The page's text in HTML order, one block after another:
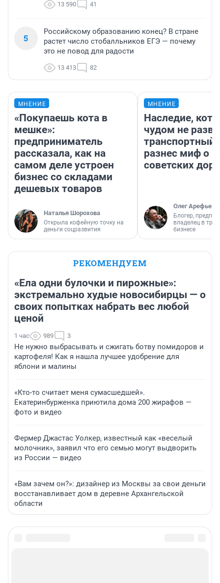
13 590 41
5
Российскому образованию конец? В стране
растет число стобалльников ЕГЭ — почему
это не повод для радости
13 413 82
МНЕНИЕ
«Покупаешь кота в
мешке»:
предприниматель
рассказала, как на
самом деле устроен
бизнес со складами
дешевых товаров
Наталья Шорохова
Открыла кофейную точку на
деньги соцразвития
МНЕНИЕ
Наследие,
чудом не
транспортный
разнес миф о
советских
Олег Арефьев
Блогер,
владелец в
бизнесе
РЕКОМЕНДУЕМ
«Ела одни булочки и пирожные»:
экстремально худые новосибирцы — о
своих попытках набрать вес любой
ценой
1 час 989 3
Не нужно выбрасывать и сжигать ботву помидоров и
картофеля! Как я нашла лучшее удобрение для
яблони и малины
«Кто-то считает меня сумасшедшей».
Екатеринбурженка приютила дома 200 жирафов —
фото и видео
Фермер Джастас Уолкер, известный как «веселый
молочник», заявил что его семью могут выдворить
из России — видео
«Вам зачем он?»: дизайнер из Москвы за свои деньги
восстанавливает дом в деревне Архангельской
области